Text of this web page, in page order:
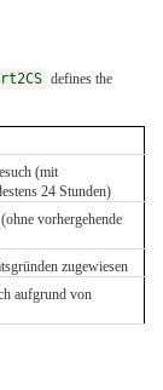
defines the
(mit
24 Stunden)
vorhergehende
zugewiesen
aufgrund von